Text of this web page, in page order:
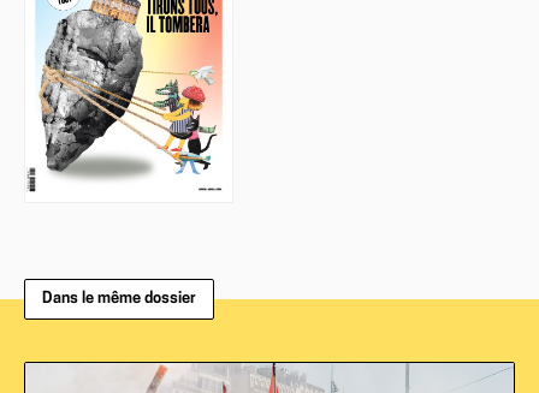
Dans le même dossier